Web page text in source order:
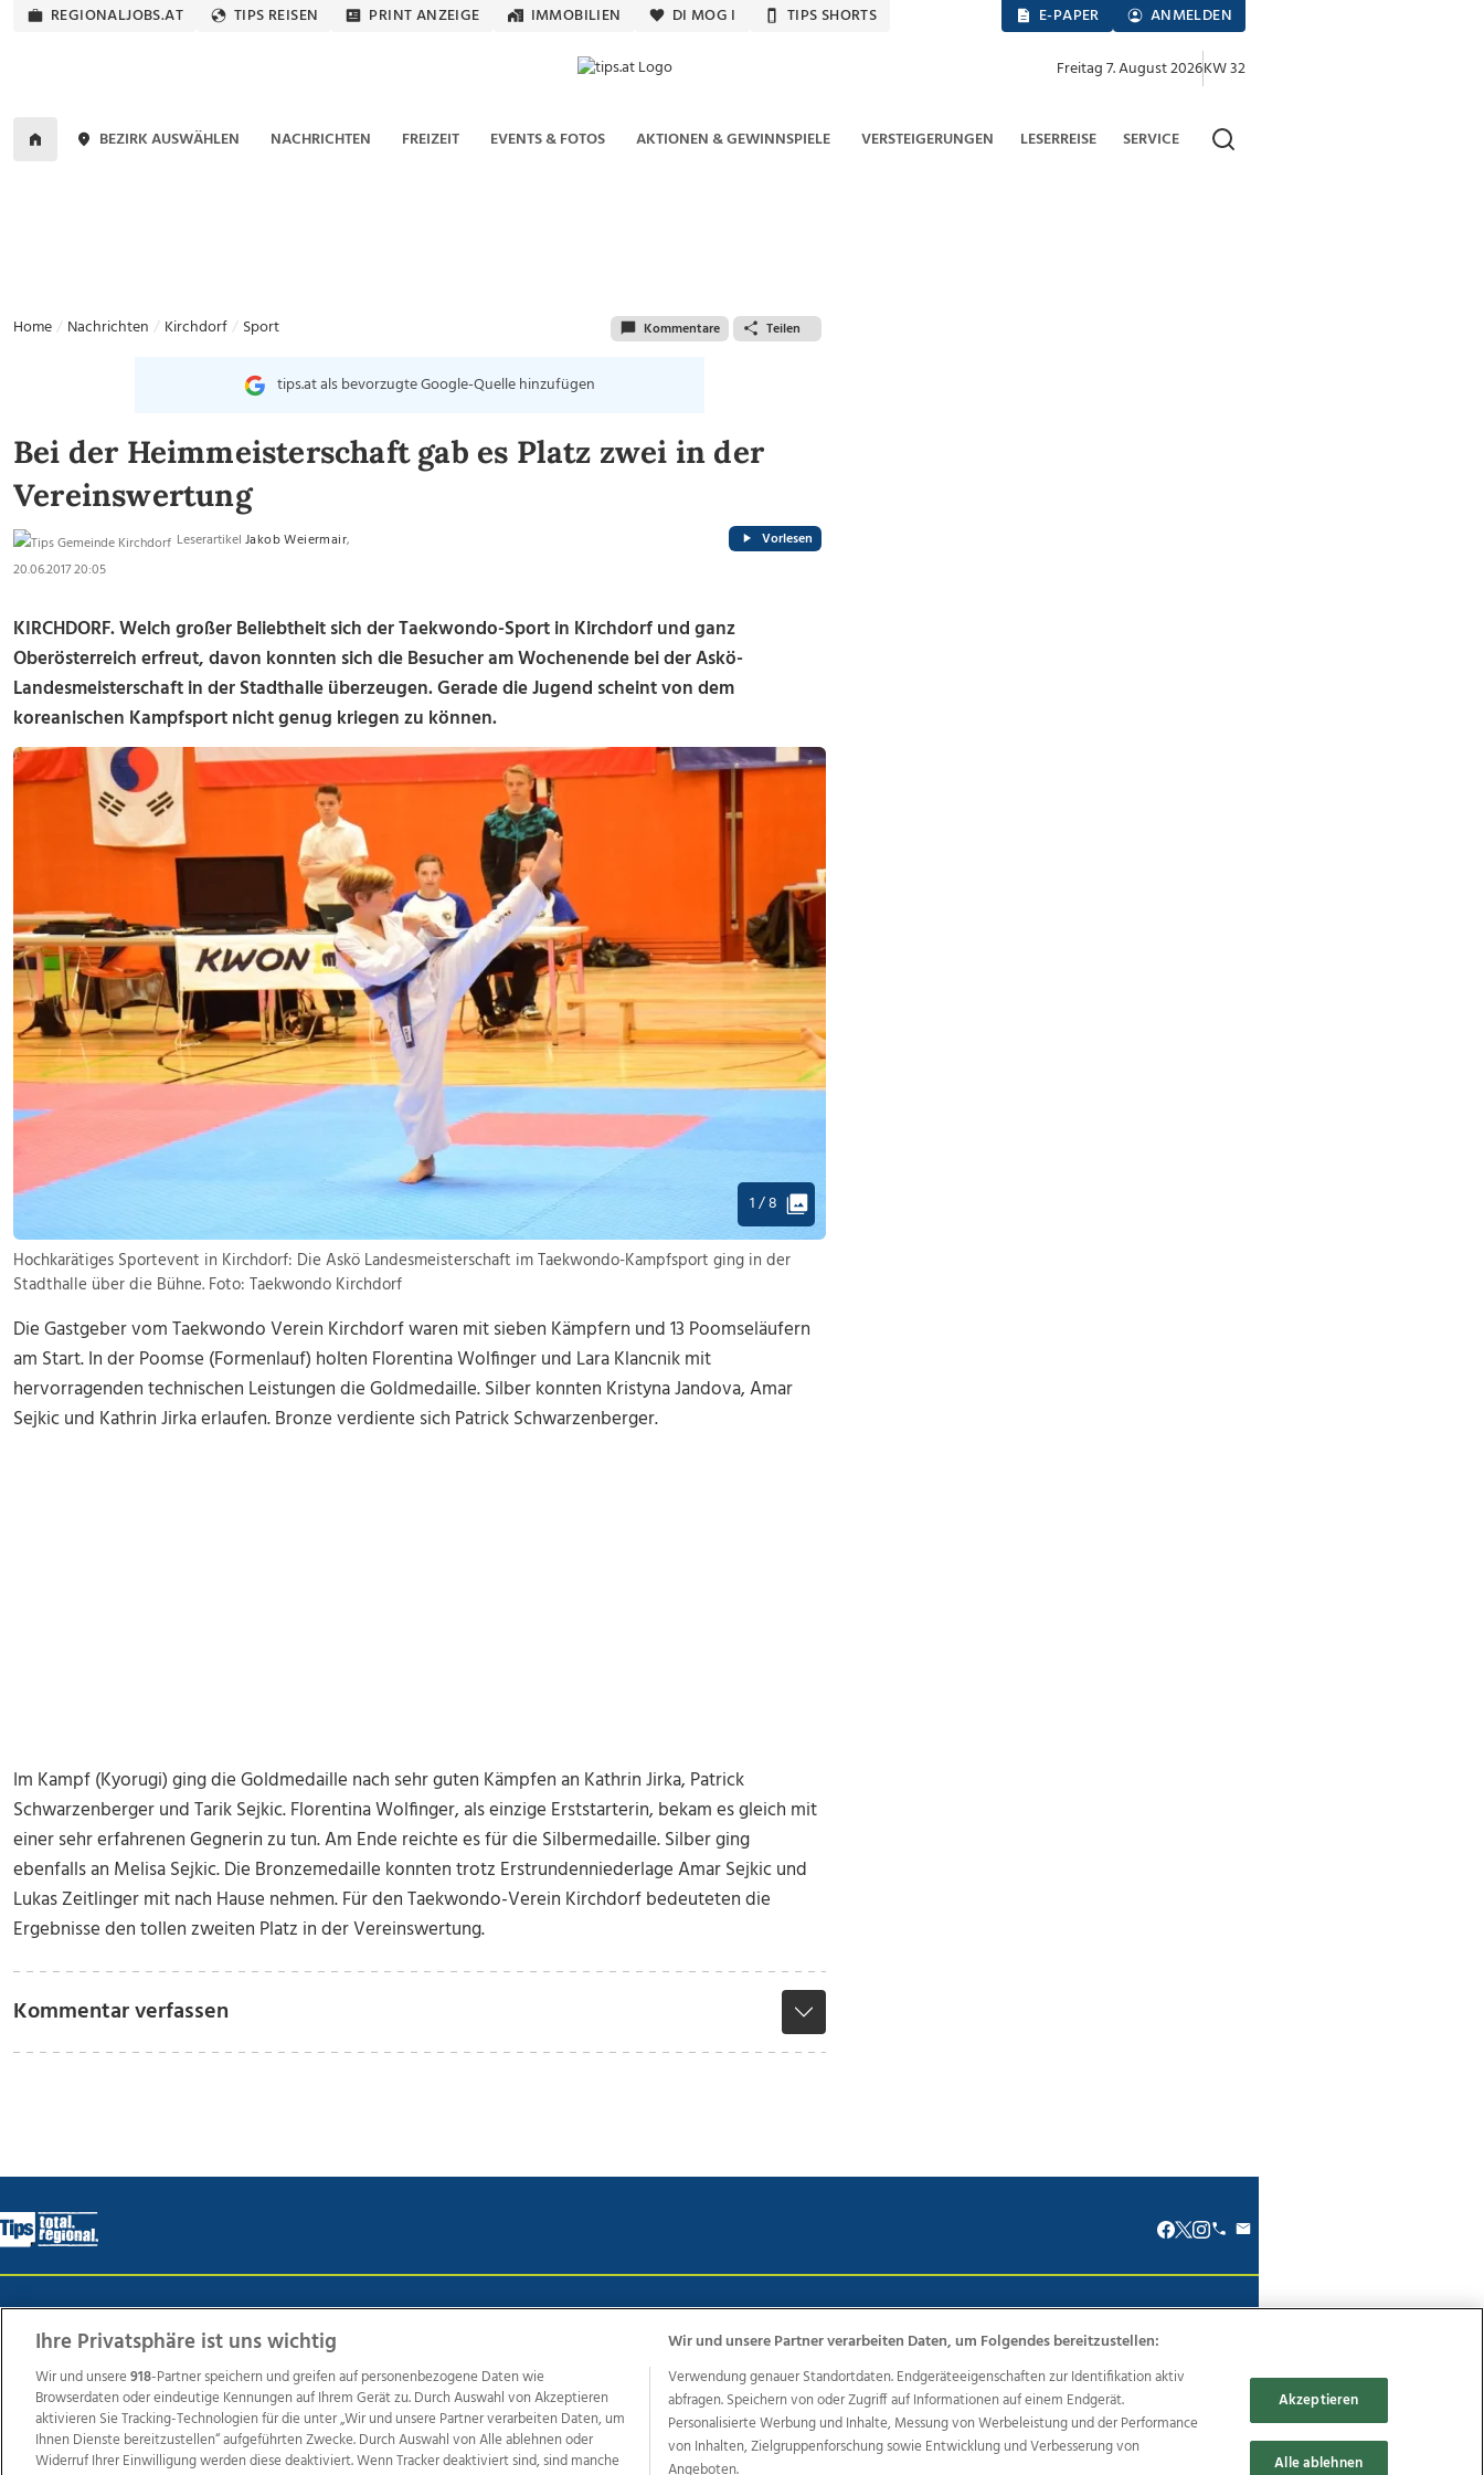
REGIONALJOBS.AT TIPS REISEN PRINT ANZEIGE IMMOBILIEN DI MOG I TIPS SHORTS E-PAPER ANMELDEN
Freitag 7. August 2026KW 32
BEZIRK AUSWÄHLEN NACHRICHTEN FREIZEIT EVENTS & FOTOS AKTIONEN & GEWINNSPIELE VERSTEIGERUNGEN LESERREISE SERVICE
Home Nachrichten Kirchdorf Sport Kommentare Teilen
tips.at als bevorzugte Google-Quelle hinzufügen
Bei der Heimmeisterschaft gab es Platz zwei in der
Vereinswertung
Leserartikel Jakob Weiermair,
20.06.2017 20:05
Vorlesen
KIRCHDORF. Welch großer Beliebtheit sich der Taekwondo-Sport in Kirchdorf und ganz
Oberösterreich erfreut, davon konnten sich die Besucher am Wochenende bei der Askö-
Landesmeisterschaft in der Stadthalle überzeugen. Gerade die Jugend scheint von dem
koreanischen Kampfsport nicht genug kriegen zu können.
1 / 8
Hochkarätiges Sportevent in Kirchdorf: Die Askö Landesmeisterschaft im Taekwon­do-Kampfsport ging in der
Stadthalle über die Bühne. Foto: Taekwondo Kirchdorf
Die Gastgeber vom Taekwondo Verein Kirchdorf waren mit sieben Kämpfern und 13 Poomseläufern
am Start. In der Poomse (Formenlauf) holten Florentina Wolfinger und Lara Klancnik mit
hervorragenden technischen Leistungen die Goldmedaille. Silber konnten Kristyna Jandova, Amar
Sejkic und Kathrin Jirka erlaufen. Bronze verdiente sich Patrick Schwarzenberger.
Im Kampf (Kyorugi) ging die Goldmedaille nach sehr guten Kämpfen an Kathrin Jirka, Patrick
Schwarzenberger und Tarik Sejkic. Florentina Wolfinger, als einzige Erststarterin, bekam es gleich mit
einer sehr erfahrenen Gegnerin zu tun. Am Ende reichte es für die Silbermedaille. Silber ging
ebenfalls an Melisa Sejkic. Die Bronzemedaille konnten trotz Erstrundenniederlage Amar Sejkic und
Lukas Zeitlinger mit nach Hause nehmen. Für den Taekwondo-Verein Kirchdorf bedeuteten die
Ergebnisse den tollen zweiten Platz in der Vereinswertung.
Kommentar verfassen
Weitere Angebote des Medienhauses Wimmer
TV1 di-mog-i.at OÖNow Ischler Woche Life Radio OÖNachrichten OÖN Immobilien OÖN Karriere OÖN Reise
Promenaden Galerien
Regionaljobs
wasistlos.at wirtrauern.at
Ihre Privatsphäre ist uns wichtig
Wir und unsere918-Partner speichern und greifen auf personenbezogene Daten wie
Browserdaten oder eindeutige Kennungen auf Ihrem Gerät zu. Durch Auswahl von Akzeptieren
aktivieren Sie Tracking-Technologien für die unter „Wir und unsere Partner verarbeiten Daten, um
Ihnen Dienste bereitzustellen“ aufgeführten Zwecke. Durch Auswahl von Alle ablehnen oder
Widerruf Ihrer Einwilligung werden diese deaktiviert. Wenn Tracker deaktiviert sind, sind manche
Wir und unsere Partner verarbeiten Daten, um Folgendes bereitzustellen:
Verwendung genauer Standortdaten. Endgeräteeigenschaften zur Identifikation aktiv
abfragen. Speichern von oder Zugriff auf Informationen auf einem Endgerät.
Personalisierte Werbung und Inhalte, Messung von Werbeleistung und der Performance
von Inhalten, Zielgruppenforschung sowie Entwicklung und Verbesserung von
Angeboten.
Akzeptieren
Alle ablehnen